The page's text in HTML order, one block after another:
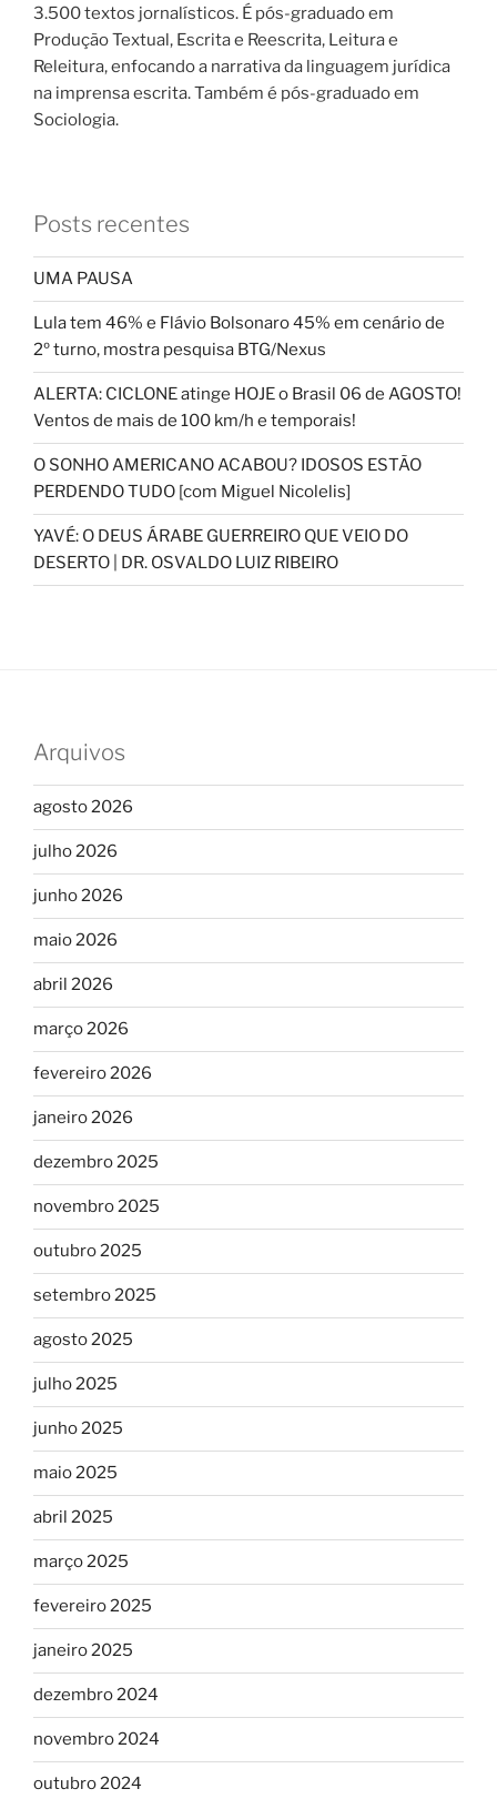
3.500 textos jornalísticos. É pós-graduado em
Produção Textual, Escrita e Reescrita, Leitura e
Releitura, enfocando a narrativa da linguagem jurídica
na imprensa escrita. Também é pós-graduado em
Sociologia.
Posts recentes
UMA PAUSA
Lula tem 46% e Flávio Bolsonaro 45% em cenário de
2º turno, mostra pesquisa BTG/Nexus
ALERTA: CICLONE atinge HOJE o Brasil 06 de AGOSTO!
Ventos de mais de 100 km/h e temporais!
O SONHO AMERICANO ACABOU? IDOSOS ESTÃO
PERDENDO TUDO [com Miguel Nicolelis]
YAVÉ: O DEUS ÁRABE GUERREIRO QUE VEIO DO
DESERTO | DR. OSVALDO LUIZ RIBEIRO
Arquivos
agosto 2026
julho 2026
junho 2026
maio 2026
abril 2026
março 2026
fevereiro 2026
janeiro 2026
dezembro 2025
novembro 2025
outubro 2025
setembro 2025
agosto 2025
julho 2025
junho 2025
maio 2025
abril 2025
março 2025
fevereiro 2025
janeiro 2025
dezembro 2024
novembro 2024
outubro 2024